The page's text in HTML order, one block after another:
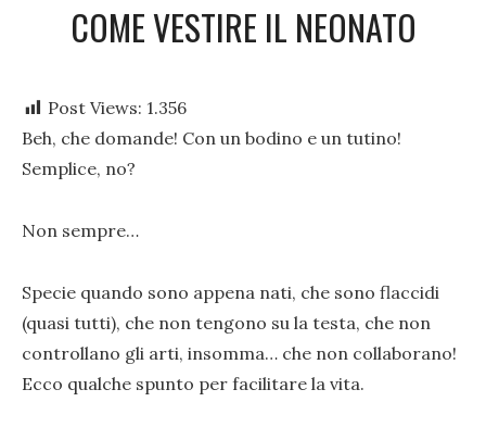
COME VESTIRE IL NEONATO
Post Views: 1.356
Beh, che domande! Con un bodino e un tutino!
Semplice, no?
Non sempre…
Specie quando sono appena nati, che sono flaccidi
(quasi tutti), che non tengono su la testa, che non
controllano gli arti, insomma… che non collaborano!
Ecco qualche spunto per facilitare la vita.